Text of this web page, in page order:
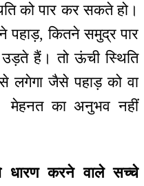
को पार कर सकते हो।
पहाड़, कितने समुद्र पार
हैं। तो ऊंची स्थिति
जैसे पहाड़ को वा
मेहनत का अनुभव नहीं
धारण करने वाले सच्चे